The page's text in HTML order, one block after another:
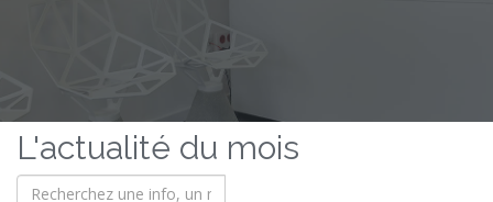
L'actualité du mois